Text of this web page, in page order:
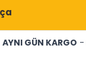
AYNI GÜN KARGO -